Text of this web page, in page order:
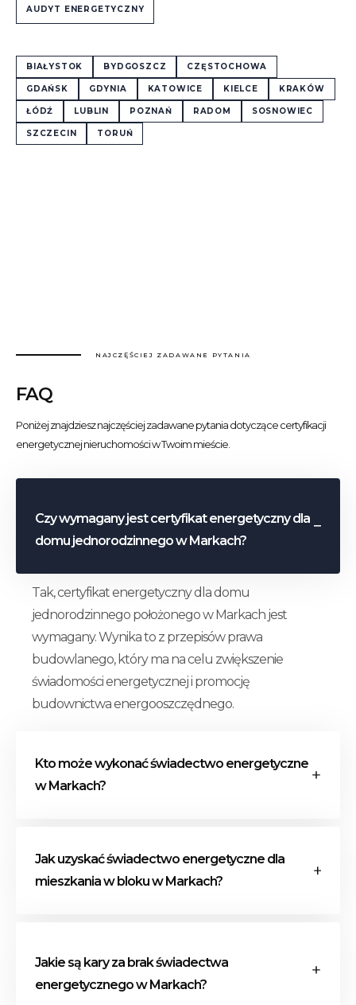
AUDYT ENERGETYCZNY
BIAŁYSTOK BYDGOSZCZ CZĘSTOCHOWA
GDAŃSK GDYNIA KATOWICE KIELCE KRAKÓW
ŁÓDŹ LUBLIN POZNAŃ RADOM SOSNOWIEC
SZCZECIN TORUŃ
NAJCZĘŚCIEJ ZADAWANE PYTANIA
FAQ
Poniżej znajdziesz najczęściej zadawane pytania dotyczące certyfikacji
energetycznej nieruchomości w Twoim mieście.
Czy wymagany jest certyfikat energetyczny dla
domu jednorodzinnego w Markach?
Tak, certyfikat energetyczny dla domu
jednorodzinnego położonego w Markach jest
wymagany. Wynika to z przepisów prawa
budowlanego, który ma na celu zwiększenie
świadomości energetycznej i promocję
budownictwa energooszczędnego.
Kto może wykonać świadectwo energetyczne
w Markach?
sporządzić wyłącznie osoba wpisana do
centralnego rejestru charakterystyki
certyfikatów energetycznych.
Jak uzyskać świadectwo energetyczne dla
mieszkania w bloku w Markach?
energetycznego dla mieszkania w bloku w
Markach obejmuje kilka kluczowych etapów:
Jakie są kary za brak świadectwa
energetycznego w Markach?